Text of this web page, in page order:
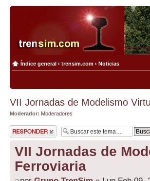
Índice general ‹ trensim.com ‹ Noticias
VII Jornadas de Modelismo
Moderador: Moderadores
Publicar una
respuesta
VII Jornadas de
Ferroviaria